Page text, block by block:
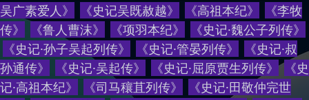
吴广素爱人》 《史记吴既赦越》 《高祖本纪》 《李牧
传》 《鲁人曹沫》 《项羽本纪》 《史记·魏公子列传》
《史记·孙子吴起列传》 《史记·管晏列传》 《史记·叔
孙通传》 《史记·吴起传》 《史记·屈原贾生列传》 《史
记·高祖本纪》 《司马穰苴列传》 《史记·田敬仲完世